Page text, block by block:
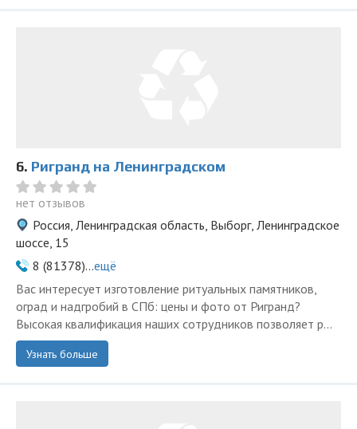
6. Ригранд на Ленинградском
нет отзывов
Россия, Ленинградская область, Выборг, Ленинградское
шоссе, 15
8 (81378)...ещё
Вас интересует изготовление ритуальных памятников,
оград и надгробий в СПб: цены и фото от Ригранд?
Высокая квалификация наших сотрудников позволяет р...
Узнать больше